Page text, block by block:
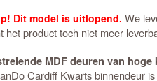
Dit model is uitlopend. We
het product toch niet meer
MDF deuren van hoge
Cardiff Kwarts binnendeur